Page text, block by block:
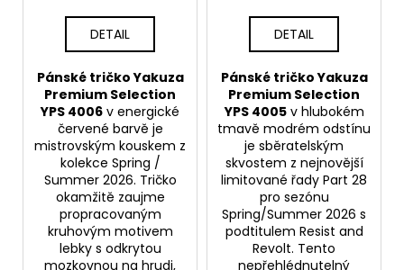
DETAIL
Pánské tričko Yakuza
Premium Selection
YPS 4006 v energické
červené barvě je
mistrovským kouskem z
kolekce Spring /
Summer 2026. Tričko
okamžitě zaujme
propracovaným
kruhovým motivem
lebky s odkrytou
mozkovnou na hrudi,
DETAIL
Pánské tričko Yakuza
Premium Selection
YPS 4005v hlubokém
tmavě modrém odstínu
je sběratelským
skvostem z nejnovější
limitované řady Part 28
pro sezónu
Spring/Summer 2026 s
podtitulem Resist and
Revolt. Tento
nepřehlédnutelný